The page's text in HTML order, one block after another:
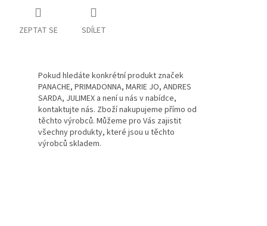
ZEPTAT SE SDÍLET
Pokud hledáte konkrétní produkt značek
PANACHE, PRIMADONNA, MARIE JO, ANDRES
SARDA, JULIMEX a není u nás v nabídce,
kontaktujte nás. Zboží nakupujeme přímo od
těchto výrobců. Můžeme pro Vás zajistit
všechny produkty, které jsou u těchto
výrobců skladem.